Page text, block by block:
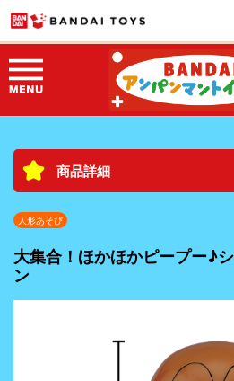
商品詳細
人形あそび
大集合！ほかほかピープー♪
ン